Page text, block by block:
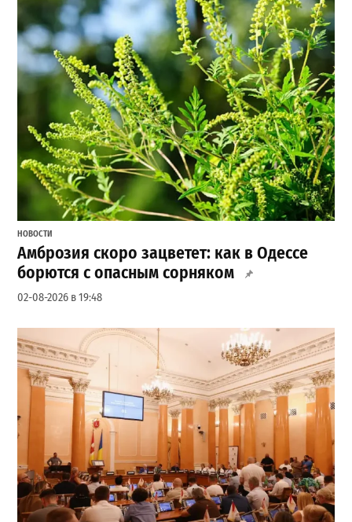
НОВОСТИ
Амброзия скоро зацветет: как в Одессе
борются с опасным сорняком
02-08-2026 в 19:48